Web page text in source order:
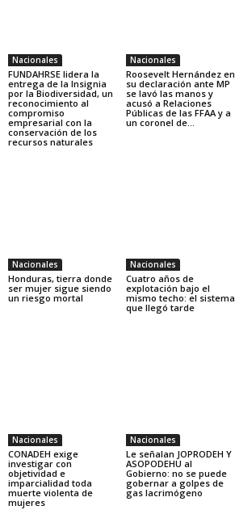
Nacionales
FUNDAHRSE lidera la
entrega de la Insignia
por la Biodiversidad, un
reconocimiento al
compromiso
empresarial con la
conservación de los
recursos naturales
Nacionales
Roosevelt Hernández en
su declaración ante MP
se lavó las manos y
acusó a Relaciones
Públicas de las FFAA y a
un coronel de...
Nacionales
Honduras, tierra donde
ser mujer sigue siendo
un riesgo mortal
Nacionales
Cuatro años de
explotación bajo el
mismo techo: el sistema
que llegó tarde
Nacionales
CONADEH exige
investigar con
objetividad e
imparcialidad toda
muerte violenta de
mujeres
Nacionales
Le señalan JOPRODEH Y
ASOPODEHU al
Gobierno: no se puede
gobernar a golpes de
gas lacrimógeno